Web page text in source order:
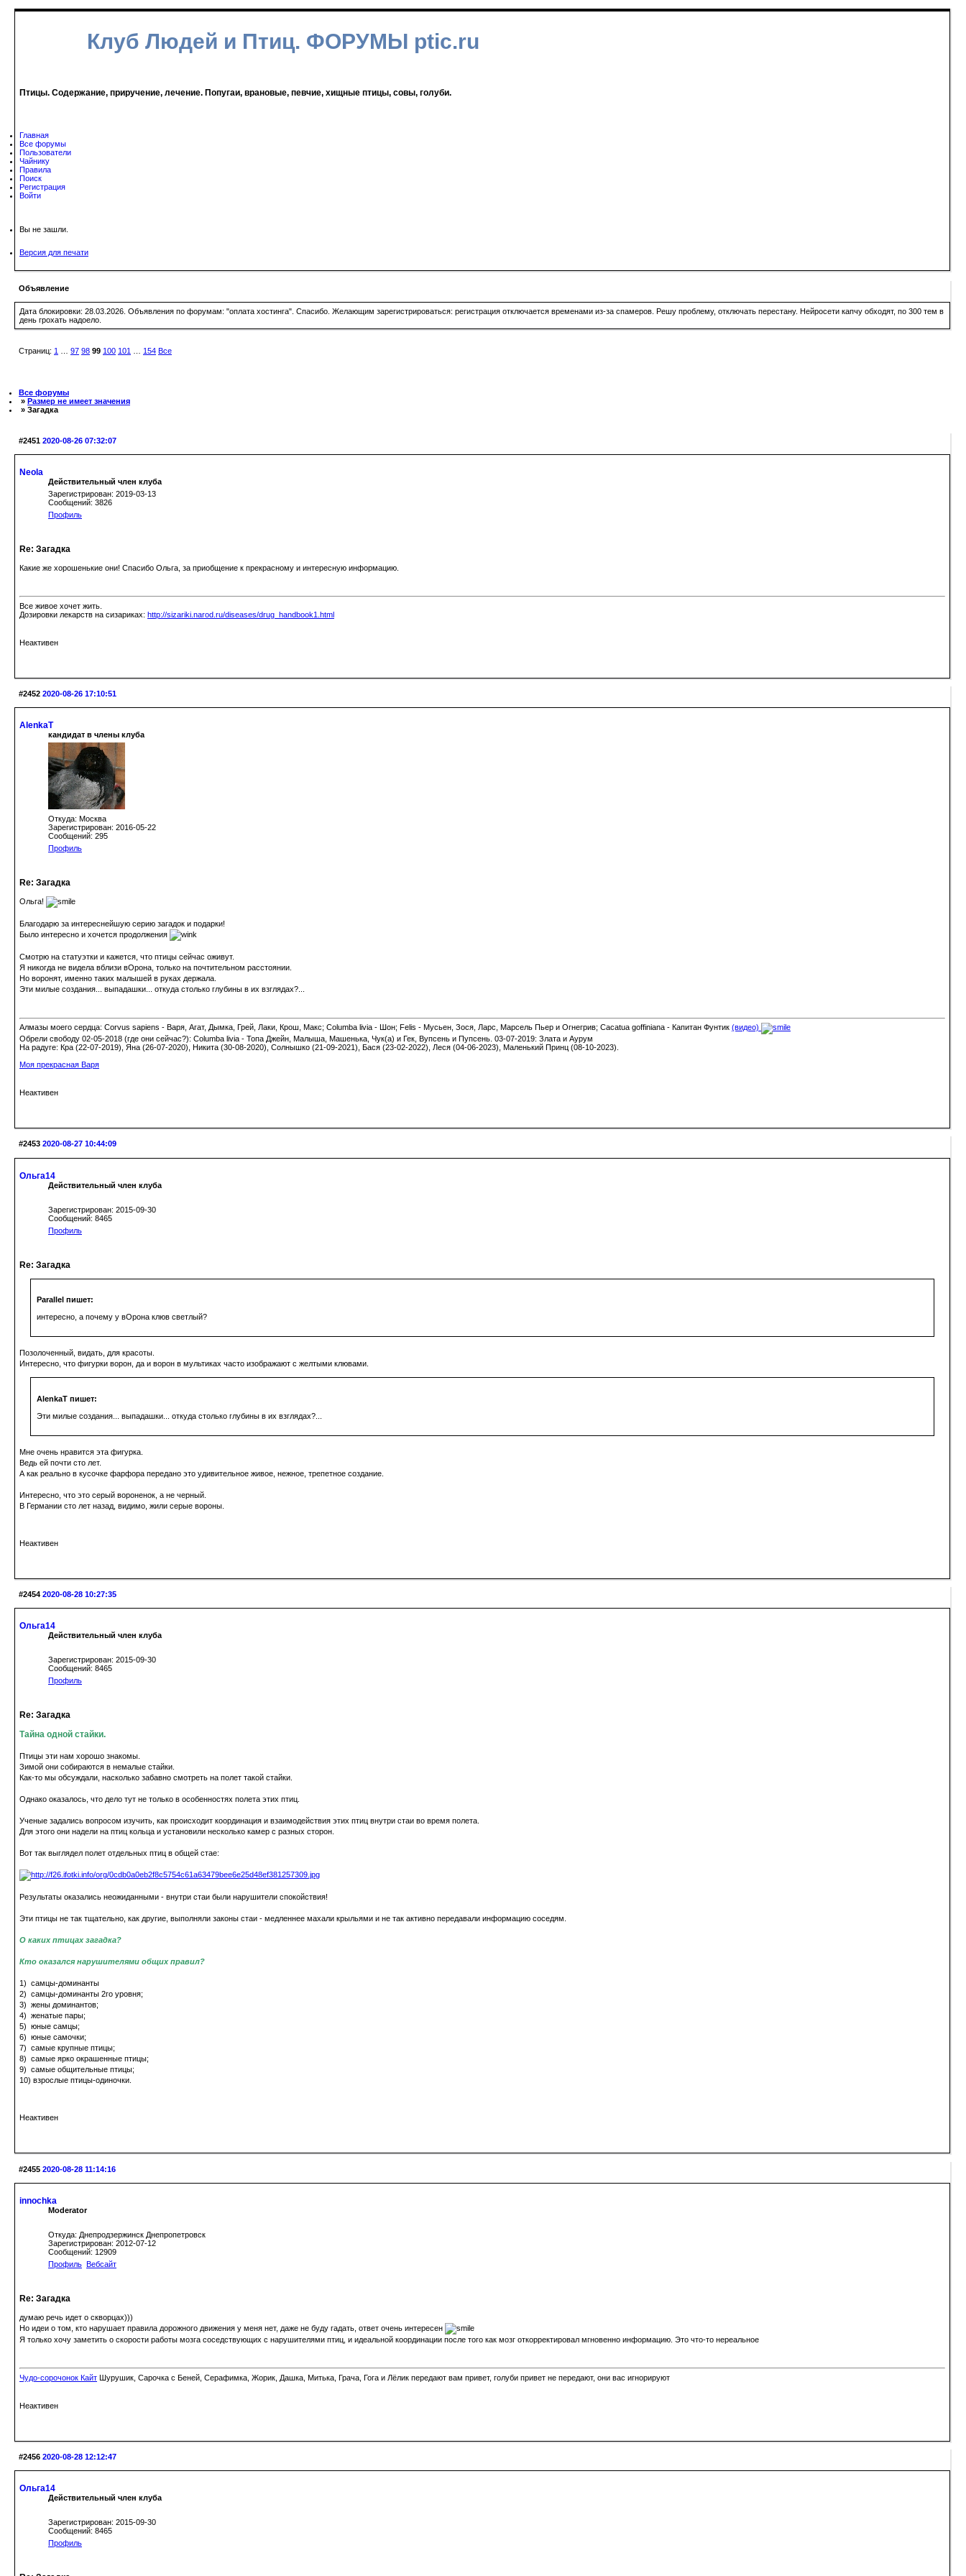
Клуб Людей и Птиц. ФОРУМЫ ptic.ru
Птицы. Содержание, приручение, лечение. Попугаи, врановые, певчие, хищные птицы, совы, голуби.
Главная
Все форумы
Пользователи
Чайнику
Правила
Поиск
Регистрация
Войти
Вы не зашли.
Версия для печати
Объявление
Дата блокировки: 28.03.2026. Объявления по форумам: "оплата хостинга". Спасибо. Желающим зарегистрироваться: регистрация отключается временами из-за спамеров. Решу проблему, отключать перестану. Нейросети капчу обходят, по 300 тем в
день грохать надоело.
Страниц: 1 … 97 98 99 100 101 … 154 Все
Все форумы
» Размер не имеет значения
» Загадка
#2451 2020-08-26 07:32:07
Neola
Действительный член клуба
Зарегистрирован: 2019-03-13
Сообщений: 3826
Профиль
Re: Загадка
Какие же хорошенькие они! Спасибо Ольга, за приобщение к прекрасному и интересную информацию.
Все живое хочет жить.
Дозировки лекарств на сизариках: http://sizariki.narod.ru/diseases/drug_handbook1.html
Неактивен
#2452 2020-08-26 17:10:51
AlenkaT
кандидат в члены клуба
Откуда: Москва
Зарегистрирован: 2016-05-22
Сообщений: 295
Профиль
Re: Загадка
Ольга!
Благодарю за интереснейшую серию загадок и подарки!
Было интересно и хочется продолжения
Смотрю на статуэтки и кажется, что птицы сейчас оживут.
Я никогда не видела вблизи вОрона, только на почтительном расстоянии.
Но воронят, именно таких малышей в руках держала.
Эти милые создания... выпадашки... откуда столько глубины в их взглядах?...
Алмазы моего сердца: Corvus sapiens - Варя, Агат, Дымка, Грей, Лаки, Крош, Макс; Columba livia - Шон; Felis - Мусьен, Зося, Ларс, Марсель Пьер и Огнегрив; Cacatua goffiniana - Капитан Фунтик (видео)
Обрели свободу 02-05-2018 (где они сейчас?): Columba livia - Топа Джейн, Малыша, Машенька, Чук(а) и Гек, Вупсень и Пупсень. 03-07-2019: Злата и Аурум
На радуге: Кра (22-07-2019), Яна (26-07-2020), Никита (30-08-2020), Солнышко (21-09-2021), Бася (23-02-2022), Леся (04-06-2023), Маленький Принц (08-10-2023).
Моя прекрасная Варя
Неактивен
#2453 2020-08-27 10:44:09
Ольга14
Действительный член клуба
Зарегистрирован: 2015-09-30
Сообщений: 8465
Профиль
Re: Загадка
Parallel пишет:
интересно, а почему у вОрона клюв светлый?
Позолоченный, видать, для красоты.
Интересно, что фигурки ворон, да и ворон в мультиках часто изображают с желтыми клювами.
AlenkaT пишет:
Эти милые создания... выпадашки... откуда столько глубины в их взглядах?...
Мне очень нравится эта фигурка.
Ведь ей почти сто лет.
А как реально в кусочке фарфора передано это удивительное живое, нежное, трепетное создание.
Интересно, что это серый вороненок, а не черный.
В Германии сто лет назад, видимо, жили серые вороны.
Неактивен
#2454 2020-08-28 10:27:35
Ольга14
Действительный член клуба
Зарегистрирован: 2015-09-30
Сообщений: 8465
Профиль
Re: Загадка
Тайна одной стайки.
Птицы эти нам хорошо знакомы.
Зимой они собираются в немалые стайки.
Как-то мы обсуждали, насколько забавно смотреть на полет такой стайки.
Однако оказалось, что дело тут не только в особенностях полета этих птиц.
Ученые задались вопросом изучить, как происходит координация и взаимодействия этих птиц внутри стаи во время полета.
Для этого они надели на птиц кольца и установили несколько камер с разных сторон.
Вот так выглядел полет отдельных птиц в общей стае:
Результаты оказались неожиданными - внутри стаи были нарушители спокойствия!
Эти птицы не так тщательно, как другие, выполняли законы стаи - медленнее махали крыльями и не так активно передавали информацию соседям.
О каких птицах загадка?
Кто оказался нарушителями общих правил?
1) самцы-доминанты
2) самцы-доминанты 2го уровня;
3) жены доминантов;
4) женатые пары;
5) юные самцы;
6) юные самочки;
7) самые крупные птицы;
8) самые ярко окрашенные птицы;
9) самые общительные птицы;
10) взрослые птицы-одиночки.
Неактивен
#2455 2020-08-28 11:14:16
innochka
Moderator
Откуда: Днепродзержинск Днепропетровск
Зарегистрирован: 2012-07-12
Сообщений: 12909
Профиль Вебсайт
Re: Загадка
думаю речь идет о скворцах)))
Но идеи о том, кто нарушает правила дорожного движения у меня нет, даже не буду гадать, ответ очень интересен
Я только хочу заметить о скорости работы мозга соседствующих с нарушителями птиц, и идеальной координации после того как мозг откорректировал мгновенно информацию. Это что-то нереальное
Чудо-сорочонок Кайт Шурушик, Сарочка с Беней, Серафимка, Жорик, Дашка, Митька, Грача, Гога и Лёлик передают вам привет, голуби привет не передают, они вас игнорируют
Неактивен
#2456 2020-08-28 12:12:47
Ольга14
Действительный член клуба
Зарегистрирован: 2015-09-30
Сообщений: 8465
Профиль